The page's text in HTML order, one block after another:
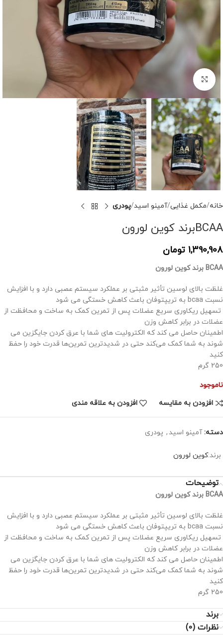
برای بزرگنمایی کلیک کنید
خانه مکمل غذایی آمینو اسید پودری
BCAAبرند کوین لورون
1,390,908 تومان
BCAA برند کوین لورون
غلظت بالای لوسین تأثیر مثبتی بر عملکرد سیستم عصبی دارد و با افزایش
نسبت bcaa به تریپتوفان باعث کاهش خستگی می شود
تسهیل ریکاوری سریع عضلات پس از تمرین کمک به ساخت و محافظت از
عضلات در برابر کاهش وزن
اطمینان حاصل می کند که الکترولیت های شما با عرق کردن جایگزین می
شوند به شما کمک می‌کند حتی در شدیدترین تمرین‌ها قدرت خود را حفظ
کنید
250 گرم
ناموجود
افزودن به مقایسه
افزودن به علاقه مندی
دسته: آمینو اسید, پودری
برند:کوین لورون
توضیحات
BCAA برند کوین لورون
غلظت بالای لوسین تأثیر مثبتی بر عملکرد سیستم عصبی دارد و با افزایش
نسبت bcaa به تریپتوفان باعث کاهش خستگی می شود
تسهیل ریکاوری سریع عضلات پس از تمرین کمک به ساخت و محافظت از
عضلات در برابر کاهش وزن
اطمینان حاصل می کند که الکترولیت های شما با عرق کردن جایگزین می
شوند به شما کمک می‌کند حتی در شدیدترین تمرین‌ها قدرت خود را حفظ
کنید
250 گرم
برند
نظرات (0)